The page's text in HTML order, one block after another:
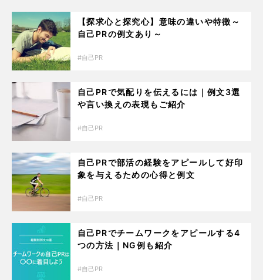
【探求心と探究心】意味の違いや特徴～
自己PRの例文あり～
自己PR
自己PRで気配りを伝えるには｜例文3選
や言い換えの表現もご紹介
自己PR
自己PRで部活の経験をアピールして好印
象を与えるための心得と例文
自己PR
自己PRでチームワークをアピールする4
つの方法｜NG例も紹介
自己PR